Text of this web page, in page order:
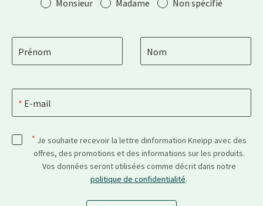
Monsieur Madame Non spécifié
Prénom Nom
E-mail
* Je souhaite recevoir la lettre dinformation Kneipp avec des
offres, des promotions et des informations sur les produits.
Vos données seront utilisées comme décrit dans notre
politique de confidentialité.